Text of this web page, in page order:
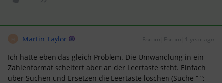
Martin Taylor Forum|Forum|1 year ago
Ich hatte eben das gleich Problem. Die Umwandlung in ein
Zahlenformat scheitert aber an der Leertaste steht. Einfach
über Suchen und Ersetzen die Leertaste löschen (Suche “ “;